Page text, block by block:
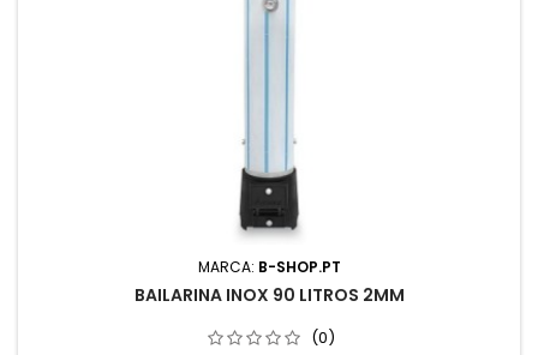
MARCA: B-SHOP.PT
BAILARINA INOX 90 LITROS 2MM
(0)